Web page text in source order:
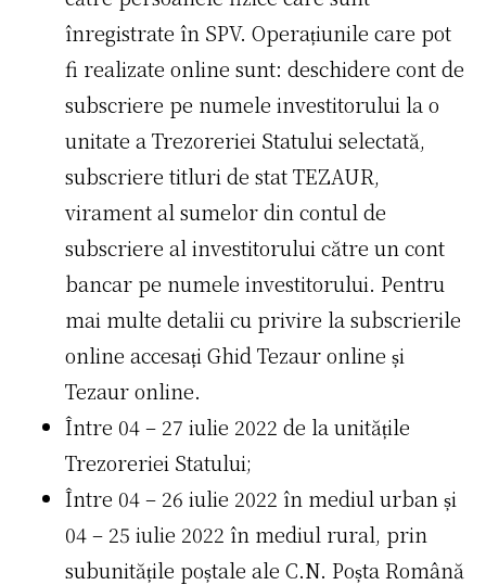
înregistrate în SPV. Operațiunile care pot
fi realizate online sunt: deschidere cont de
subscriere pe numele investitorului la o
unitate a Trezoreriei Statului selectată,
subscriere titluri de stat TEZAUR,
virament al sumelor din contul de
subscriere al investitorului către un cont
bancar pe numele investitorului. Pentru
mai multe detalii cu privire la subscrierile
online accesați Ghid Tezaur online și
Tezaur online.
Între 04 – 27 iulie 2022 de la unitățile
Trezoreriei Statului;
Între 04 – 26 iulie 2022 în mediul urban și
04 – 25 iulie 2022 în mediul rural, prin
subunitățile poștale ale C.N. Poșta Română